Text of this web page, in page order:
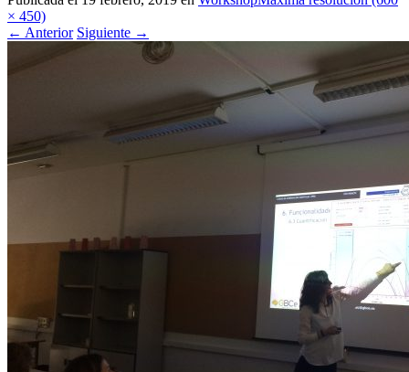
× 450)
← Anterior Siguiente →